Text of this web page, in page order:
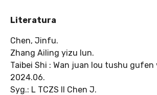
Literatura
Chen, Jinfu.
Zhang Ailing yizu lun.
Taibei Shi : Wan juan lou tushu
2024.06.
Syg.: L TCZS II Chen J.